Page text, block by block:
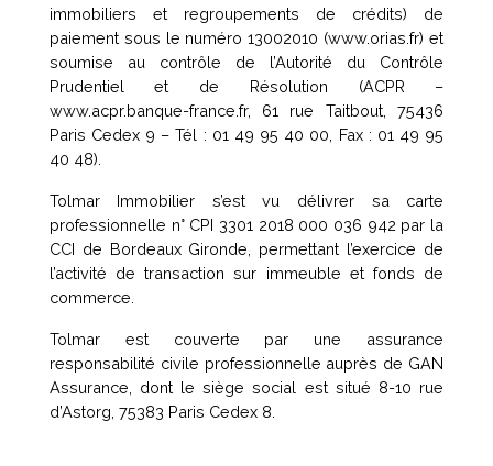
immobiliers et regroupements de crédits) de
paiement sous le numéro 13002010 (www.orias.fr) et
soumise au contrôle de l’Autorité du Contrôle
Prudentiel et de Résolution (ACPR –
www.acpr.banque-france.fr, 61 rue Taitbout, 75436
Paris Cedex 9 – Tél : 01 49 95 40 00, Fax : 01 49 95
40 48).
Tolmar Immobilier s’est vu délivrer sa carte
professionnelle n° CPI 3301 2018 000 036 942 par la
CCI de Bordeaux Gironde, permettant l’exercice de
l’activité de transaction sur immeuble et fonds de
commerce.
Tolmar est couverte par une assurance
responsabilité civile professionnelle auprès de GAN
Assurance, dont le siège social est situé 8-10 rue
d’Astorg, 75383 Paris Cedex 8.